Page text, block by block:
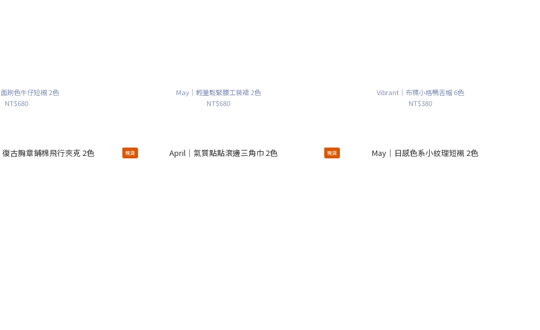
刷色牛仔短襯 2色
NT$680
May｜輕量鬆緊腰工裝裙 2色
NT$680
Vibrant｜布標小格鴨舌帽 6色
NT$380
現貨 現貨